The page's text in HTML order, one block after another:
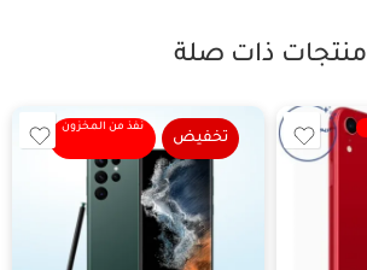
منتجات ذات صلة
تخفيض
نفذ من المخزون